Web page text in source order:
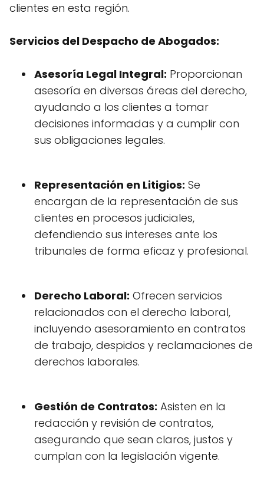
clientes en esta región.
Servicios del Despacho de Abogados:
Asesoría Legal Integral: Proporcionan
asesoría en diversas áreas del derecho,
ayudando a los clientes a tomar
decisiones informadas y a cumplir con
sus obligaciones legales.
Representación en Litigios: Se
encargan de la representación de sus
clientes en procesos judiciales,
defendiendo sus intereses ante los
tribunales de forma eficaz y profesional.
Derecho Laboral: Ofrecen servicios
relacionados con el derecho laboral,
incluyendo asesoramiento en contratos
de trabajo, despidos y reclamaciones de
derechos laborales.
Gestión de Contratos: Asisten en la
redacción y revisión de contratos,
asegurando que sean claros, justos y
cumplan con la legislación vigente.